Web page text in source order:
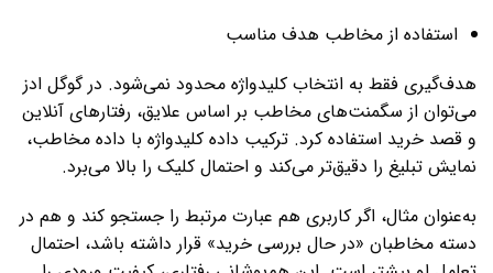
استفاده از مخاطب هدف مناسب
هدف‌گیری فقط به انتخاب کلیدواژه محدود نمی‌شود. در گوگل ادز
می‌توان از سگمنت‌های مخاطب بر اساس علایق، رفتارهای آنلاین
و قصد خرید استفاده کرد. ترکیب داده کلیدواژه با داده مخاطب،
نمایش تبلیغ را دقیق‌تر می‌کند و احتمال کلیک را بالا می‌برد.
به‌عنوان مثال، اگر کاربری هم عبارت مرتبط را جستجو کند و هم در
دسته مخاطبان «در حال بررسی خرید» قرار داشته باشد، احتمال